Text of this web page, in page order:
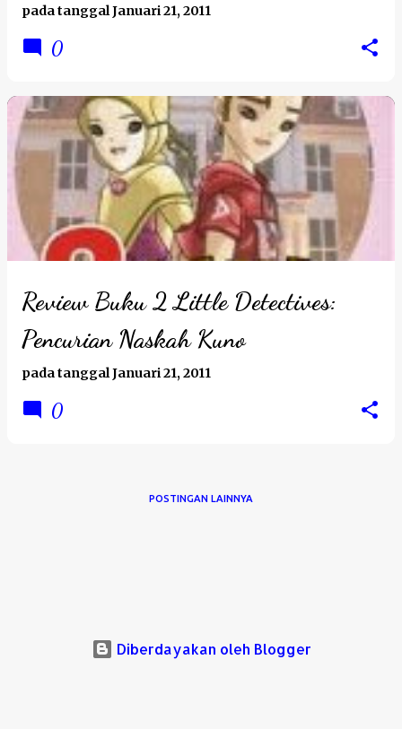
pada tanggalJanuari 21, 2011
0
Review Buku 2 Little Detectives:
Pencurian Naskah Kuno
pada tanggalJanuari 21, 2011
0
POSTINGAN LAINNYA
Diberdayakan oleh Blogger